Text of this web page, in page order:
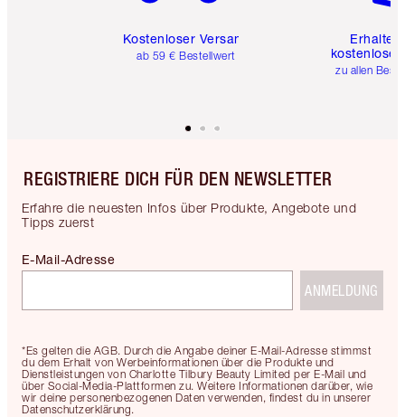
Kostenloser Versand
ab 59 € Bestellwert
Erhalte
kostenlose
zu allen
REGISTRIERE DICH FÜR DEN NEWSLETTER
Erfahre die neuesten Infos über Produkte, Angebote und
Tipps zuerst
*Es gelten die AGB. Durch die Angabe deiner E-Mail-Adresse stimmst
du dem Erhalt von Werbeinformationen über die Produkte und
Dienstleistungen von Charlotte Tilbury Beauty Limited per E-Mail und
über Social-Media-Plattformen zu. Weitere Informationen darüber, wie
wir deine personenbezogenen Daten verwenden, findest du in unserer
Datenschutzerklärung.
E-Mail-Adresse
ANMELDUNG